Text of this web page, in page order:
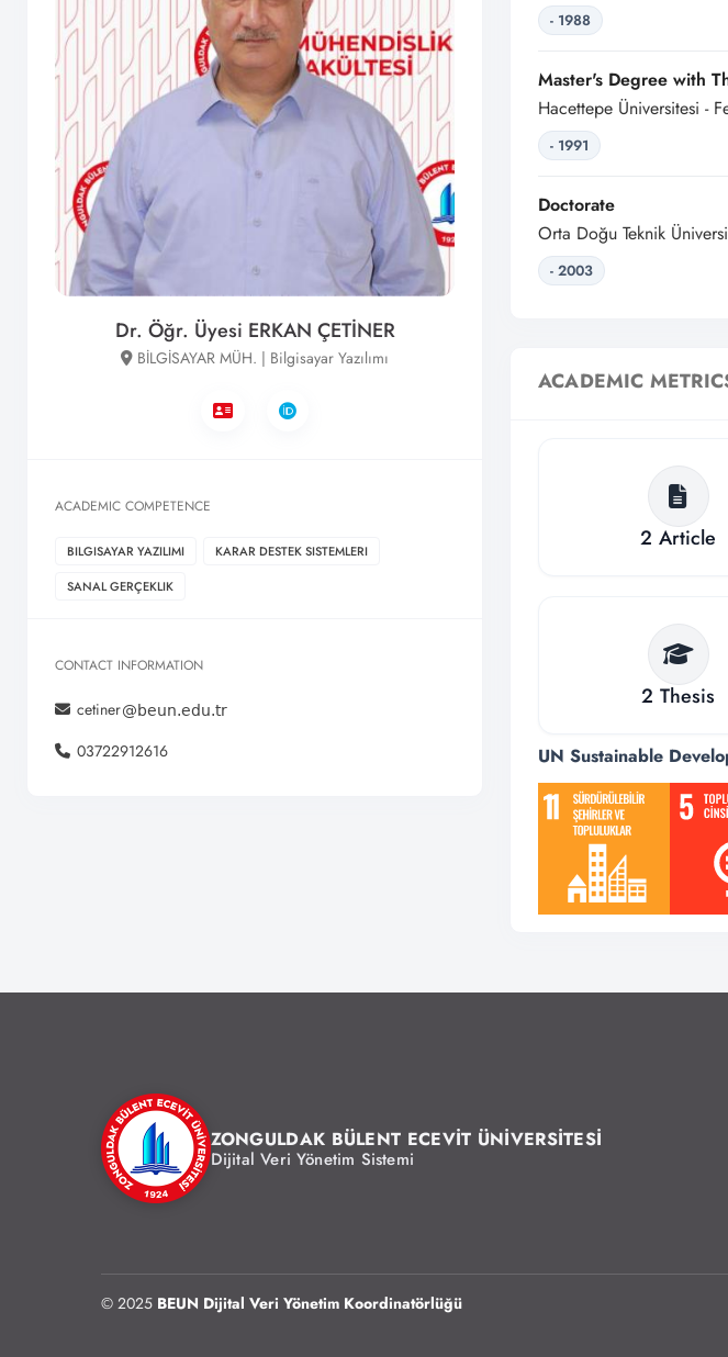
Dr. Öğr. Üyesi ERKAN ÇETİNER
BİLGİSAYAR MÜH. | Bilgisayar Yazılımı
ACADEMIC COMPETENCE
BILGISAYAR YAZILIMI
KARAR DESTEK SISTEMLERI
SANAL GERÇEKLIK
CONTACT INFORMATION
cetiner
03722912616
- 1988
Master's Degree with
Hacettepe Üniversitesi -
- 1991
Doctorate
Orta Doğu Teknik
- 2003
ACADEMIC
2 Article
2 Thesis
UN Sustainable
ZONGULDAK BÜLENT ECEVİT ÜNİVERSİTESİ
Dijital Veri Yönetim Sistemi
© 2025 BEUN Dijital Veri Yönetim Koordinatörlüğü